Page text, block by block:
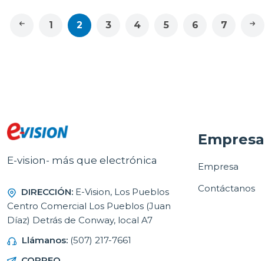
1 2 3 4 5 6 7
E-vision- más que electrónica
DIRECCIÓN: E-Vision, Los Pueblos
Centro Comercial Los Pueblos (Juan
Díaz) Detrás de Conway, local A7
Llámanos: (507) 217-7661
Empresa
Empresa
Contáctanos